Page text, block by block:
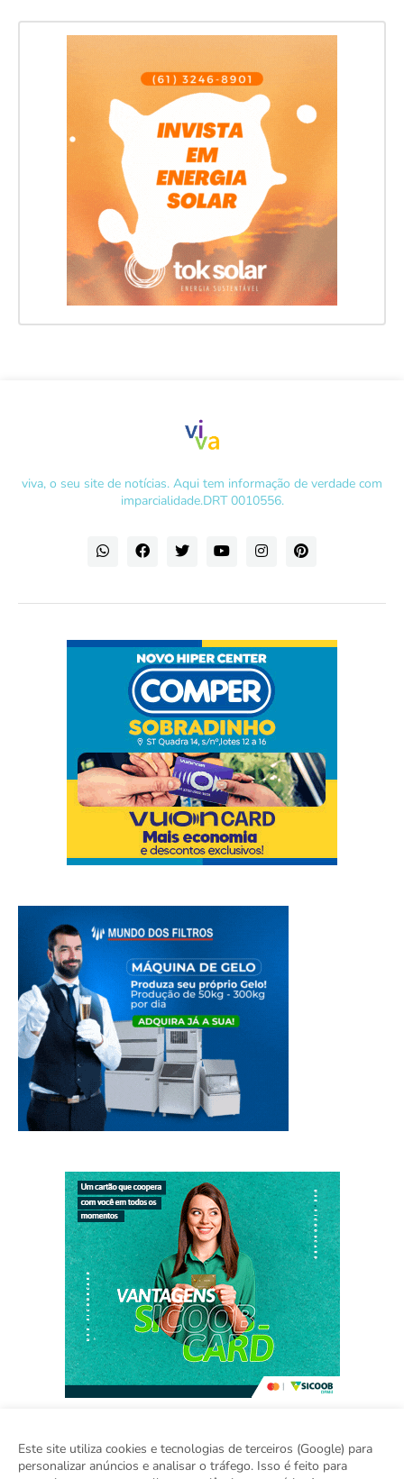
viva, o seu site de notícias. Aqui tem informação de verdade com
imparcialidade.DRT 0010556.
Home Sobre Contato Sugestão de Pauta
Este site utiliza cookies e tecnologias de terceiros (Google) para
personalizar anúncios e analisar o tráfego. Isso é feito para